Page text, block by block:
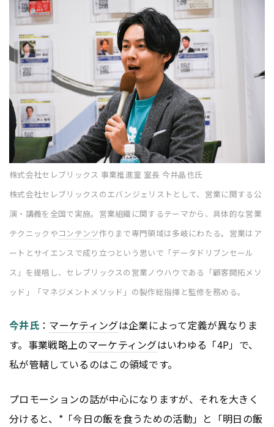
株式会社セレブリックス 事業推進室 室長 今井晶也氏
株式会社セレブリックスのエバンジェリストとして、営業に関する公
演・講義を全国で実施。営業組織に関するテーマから、具体的な営業
テクニックやコンテンツ作りまで専門領域は多岐にわたる。営業はア
ートとサイエンスで成り立つという思いで「データドリブンセール
ス」を提唱し、セレブリックスの営業ノウハウである「顧客開拓メソ
ッド」「マネジメントメソッド」の製作総指揮と監修を務める。
今井氏： マーケティングは企業によって定義が異なりま
す。事業戦略上のマーケティングはいわゆる「4P」で、
私が管轄しているのはこの領域です。
プロモーションの話が中心になりますが、それを大きく
分けると、*「今日の飯を食うための活動」と「明日の飯